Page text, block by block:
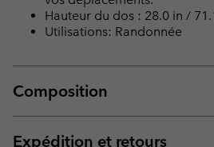
Hauteur du dos : 28.0 in /
Utilisations: Randonnée
Composition
Expédition et retours